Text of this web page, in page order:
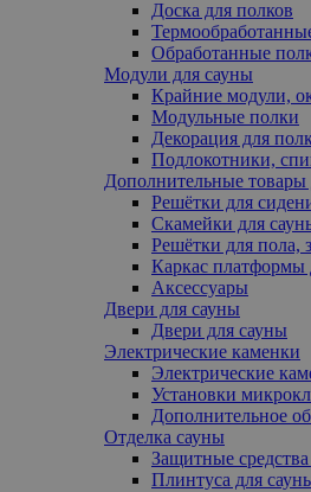
Доска для полков
Обработанные
Модули для сауны
Крайние модули,
Модульные полки
Декорация для
Подлокотники,
Дополнительные товары
Решётки для
Скамейки для
Решётки для пола,
Каркас платформы
Аксессуары
Двери для сауны
Двери для сауны
Электрические каменки
Электрические
Установки
Дополнительное
Отделка сауны
Защитные
Плинтуса для